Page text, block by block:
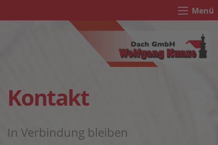
Menü
Kontakt
In Verbindung bleiben